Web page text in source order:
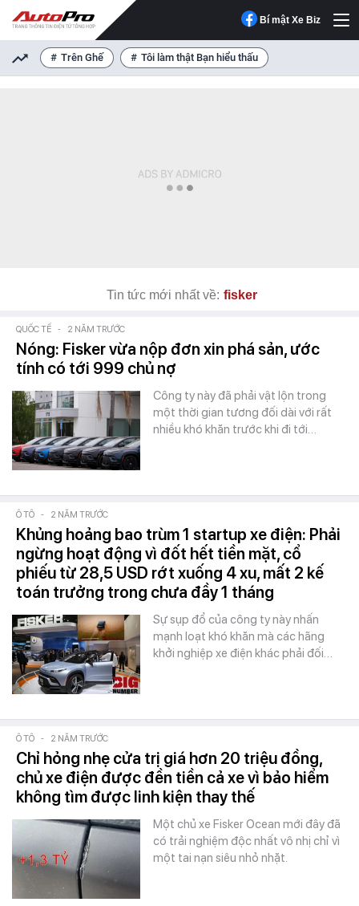
Bí mật Xe Biz
Trên Ghế Tôi làm thật Bạn hiểu thấu
Tin tức mới nhất về: fisker
QUỐC TẾ - 2 NĂM TRƯỚC
Nóng: Fisker vừa nộp đơn xin phá sản, ước
tính có tới 999 chủ nợ
Công ty này đã phải vật lộn trong
một thời gian tương đối dài với rất
nhiều khó khăn trước khi đi tới…
Ô TÔ - 2 NĂM TRƯỚC
Khủng hoảng bao trùm 1 startup xe điện: Phải
ngừng hoạt động vì đốt hết tiền mặt, cổ
phiếu từ 28,5 USD rớt xuống 4 xu, mất 2 kế
toán trưởng trong chưa đầy 1 tháng
Sự sụp đổ của công ty này nhấn
mạnh loạt khó khăn mà các hãng
khởi nghiệp xe điện khác phải đối…
Ô TÔ - 2 NĂM TRƯỚC
Chỉ hỏng nhẹ cửa trị giá hơn 20 triệu đồng,
chủ xe điện được đền tiền cả xe vì bảo hiểm
không tìm được linh kiện thay thế
Một chủ xe Fisker Ocean mới đây đã
có trải nghiệm độc nhất vô nhị chỉ vì
một tai nạn siêu nhỏ nhặt.